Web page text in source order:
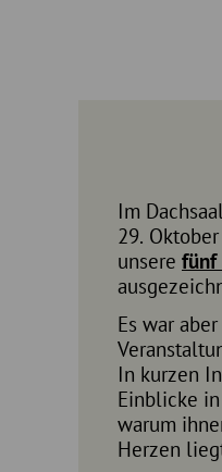
Im
29.
unsere fünf
Es war
In kurzen
Einblicke
warum
Herzen